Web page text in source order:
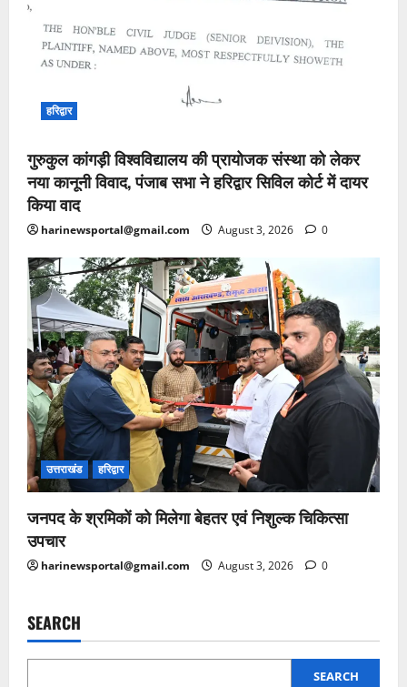
हरिद्वार
गुरुकुल कांगड़ी विश्वविद्यालय की प्रायोजक संस्था को लेकर
नया कानूनी विवाद, पंजाब सभा ने हरिद्वार सिविल कोर्ट में दायर
किया वाद
harinewsportal@gmail.com August 3, 2026 0
उत्तराखंड हरिद्वार
जनपद के श्रमिकों को मिलेगा बेहतर एवं निशुल्क चिकित्सा
उपचार
harinewsportal@gmail.com August 3, 2026 0
SEARCH
SEARCH